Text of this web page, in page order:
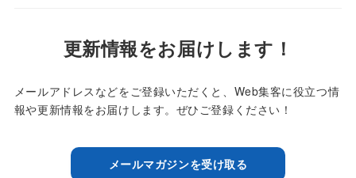
更新情報をお届けします！
メールアドレスなどをご登録いただくと、Web集客に役立つ情
報や更新情報をお届けします。ぜひご登録ください！
メールマガジンを受け取る